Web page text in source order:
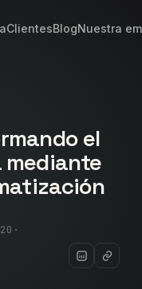
ClientesBlogNuestra
el
·